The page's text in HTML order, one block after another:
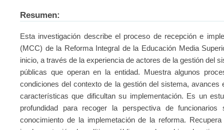
Resumen:
Esta investigación describe el proceso de recepción e
(MCC) de la Reforma Integral de la Educación Media
inicio, a través de la experiencia de actores de la gestión del
públicas que operan en la entidad. Muestra algunos
condiciones del contexto de la gestión del sistema,
características que dificultan su implementación. Es un
profundidad para recoger la perspectiva de funcionarios
conocimiento de la implemetación de la reforma.